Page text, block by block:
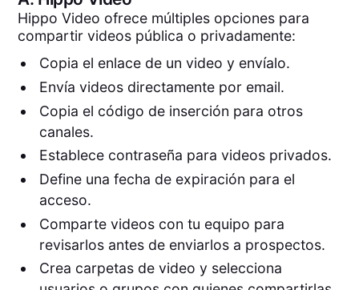
Hippo Video ofrece múltiples opciones para
compartir videos pública o privadamente:
Copia el enlace de un video y envíalo.
Envía videos directamente por email.
Copia el código de inserción para otros
canales.
Establece contraseña para videos privados.
Define una fecha de expiración para el
acceso.
Comparte videos con tu equipo para
revisarlos antes de enviarlos a prospectos.
Crea carpetas de video y selecciona